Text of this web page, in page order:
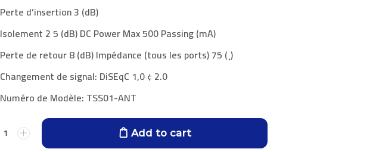
Perte d’insertion 3 (dB)
Isolement 2 5 (dB) DC Power Max 500 Passing (mA)
Perte de retour 8 (dB) Impédance (tous les ports) 75 (¸)
Changement de signal: DiSEqC 1,0 ¢ 2.0
Numéro de Modèle: TSS01-ANT
Add to cart